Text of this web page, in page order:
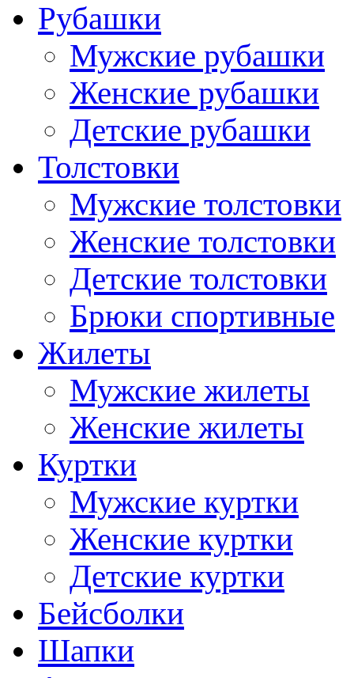
Рубашки
Мужские рубашки
Женские рубашки
Детские рубашки
Толстовки
Мужские толстовки
Женские толстовки
Детские толстовки
Брюки спортивные
Жилеты
Мужские жилеты
Женские жилеты
Куртки
Мужские куртки
Женские куртки
Детские куртки
Бейсболки
Шапки